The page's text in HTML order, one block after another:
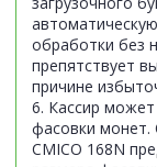
обработки без
препятствует
причине
6. Кассир
фасовки монет.
CMICO 168N